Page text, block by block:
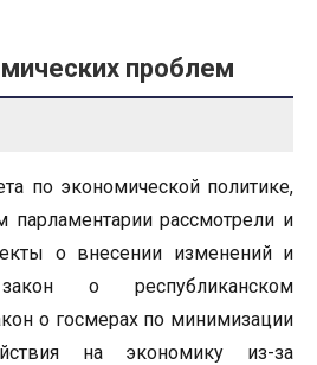
проблем
по экономической политике,
рассмотрели и
о внесении изменений и
о республиканском
о госмерах по минимизации
на экономику из-за